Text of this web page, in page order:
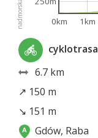
0km 1km
cyklotrasa
6.7 km
↗ 150 m
↘ 151 m
Gdów, Raba